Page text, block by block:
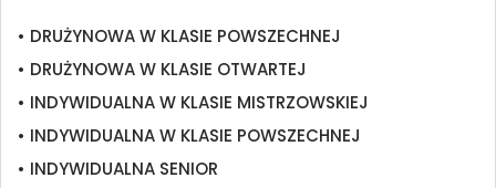
• DRUŻYNOWA W KLASIE POWSZECHNEJ
• DRUŻYNOWA W KLASIE OTWARTEJ
• INDYWIDUALNA W KLASIE MISTRZOWSKIEJ
• INDYWIDUALNA W KLASIE POWSZECHNEJ
• INDYWIDUALNA SENIOR